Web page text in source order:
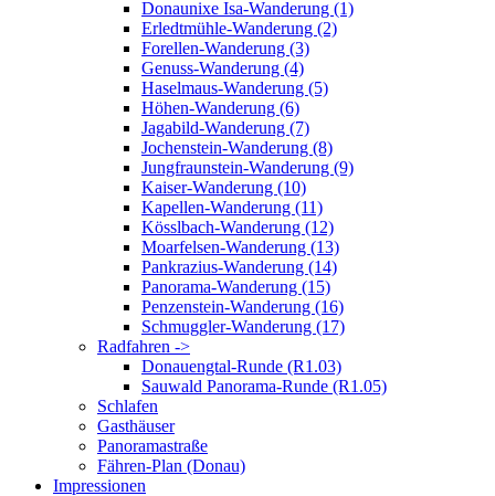
Donaunixe Isa-Wanderung (1)
Erledtmühle-Wanderung (2)
Forellen-Wanderung (3)
Genuss-Wanderung (4)
Haselmaus-Wanderung (5)
Höhen-Wanderung (6)
Jagabild-Wanderung (7)
Jochenstein-Wanderung (8)
Jungfraunstein-Wanderung (9)
Kaiser-Wanderung (10)
Kapellen-Wanderung (11)
Kösslbach-Wanderung (12)
Moarfelsen-Wanderung (13)
Pankrazius-Wanderung (14)
Panorama-Wanderung (15)
Penzenstein-Wanderung (16)
Schmuggler-Wanderung (17)
Radfahren ->
Donauengtal-Runde (R1.03)
Sauwald Panorama-Runde (R1.05)
Schlafen
Gasthäuser
Panoramastraße
Fähren-Plan (Donau)
Impressionen